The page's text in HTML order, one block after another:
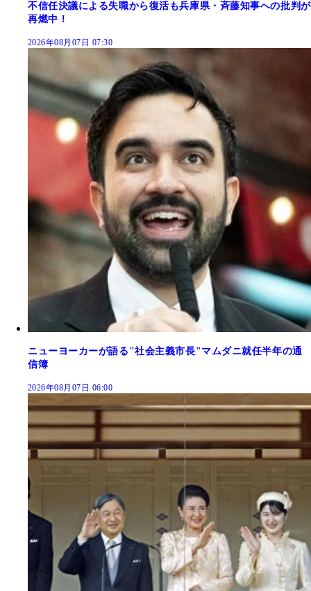
不信任決議による失職から復活も兵庫県・斉藤知事への批判が
再燃中！
2026年08月07日 07:30
ニューヨーカーが語る"社会主義市長"マムダニ就任半年の通
信簿
2026年08月07日 06:00